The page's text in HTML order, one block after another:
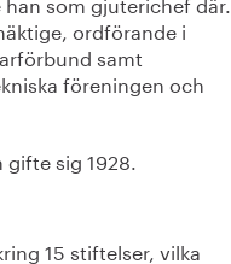
ordförande i
samt
föreningen och
gifte sig 1928.
15 stiftelser, vilka